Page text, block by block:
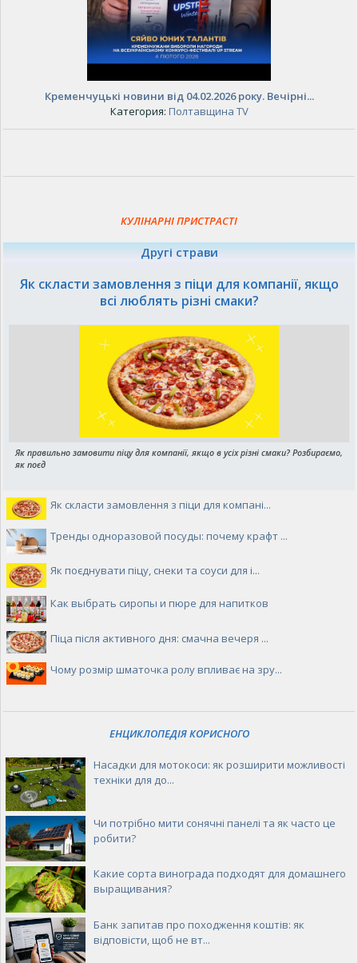
Кременчуцькі новини від 04.02.2026 року. Вечірні...
Категория: Полтавщина TV
КУЛІНАРНІ ПРИСТРАСТІ
Другі страви
Як скласти замовлення з піци для компанії, якщо
всі люблять різні смаки?
Як правильно замовити піцу для компанії, якщо в усіх різні смаки? Розбираємо,
як поєд
Як скласти замовлення з піци для компані...
Тренды одноразовой посуды: почему крафт ...
Як поєднувати піцу, снеки та соуси для і...
Как выбрать сиропы и пюре для напитков
Піца після активного дня: смачна вечеря ...
Чому розмір шматочка ролу впливає на зру...
ЕНЦИКЛОПЕДІЯ КОРИСНОГО
Насадки для мотокоси: як розширити можливості
техніки для до...
Чи потрібно мити сонячні панелі та як часто це
робити?
Какие сорта винограда подходят для домашнего
выращивания?
Банк запитав про походження коштів: як
відповісти, щоб не вт...